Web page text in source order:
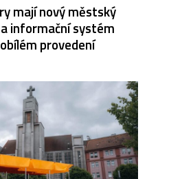
mají nový městský
informační systém
provedení